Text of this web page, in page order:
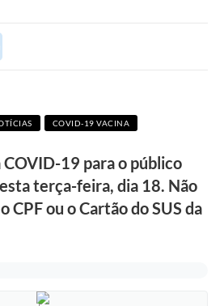
COVID-19 VACINA
19 para o público
terça-feira, dia 18. Não
CPF ou o Cartão do SUS da